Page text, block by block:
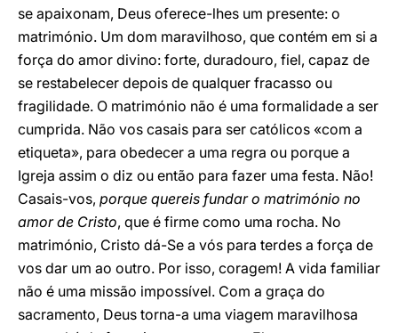
se apaixonam, Deus oferece-lhes um presente: o
matrimónio. Um dom maravilhoso, que contém em si a
força do amor divino: forte, duradouro, fiel, capaz de
se restabelecer depois de qualquer fracasso ou
fragilidade. O matrimónio não é uma formalidade a ser
cumprida. Não vos casais para ser católicos «com a
etiqueta», para obedecer a uma regra ou porque a
Igreja assim o diz ou então para fazer uma festa. Não!
Casais-vos, porque quereis fundar o matrimónio no
amor de Cristo, que é firme como uma rocha. No
matrimónio, Cristo dá-Se a vós para terdes a força de
vos dar um ao outro. Por isso, coragem! A vida familiar
não é uma missão impossível. Com a graça do
sacramento, Deus torna-a uma viagem maravilhosa